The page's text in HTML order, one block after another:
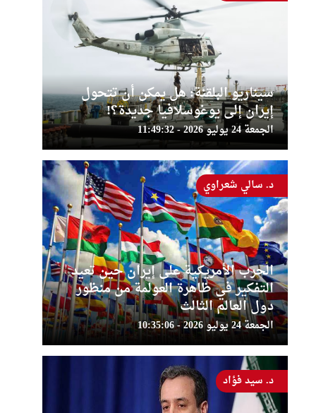
سيناريو البلقنة: هل يمكن أن تتحول
إيران إلى يوغوسلافيا جديدة؟!
الجمعة 24 يوليو 2026 - 11:49:32
الحرب الأمريكية على إيران حين تعيد
التفكير في ظاهرة العولمة من منظور
دول العالم الثالث
الجمعة 24 يوليو 2026 - 10:35:06
د. سالي شعراوي
د. سيد فؤاد